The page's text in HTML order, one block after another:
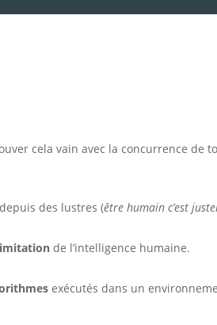
cela vain avec la concurrence de
des lustres (être humain c’est
imitation de l’intelligence humaine.
exécutés dans un